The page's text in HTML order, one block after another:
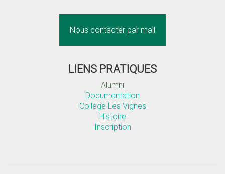
Nous contacter par mail
LIENS PRATIQUES
Alumni
Documentation
Collège Les Vignes
Histoire
Inscription